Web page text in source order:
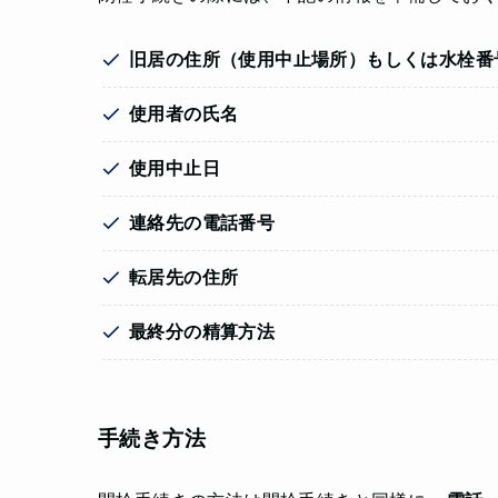
旧居の住所（使用中止場所）もしくは水栓番
使用者の氏名
使用中止日
連絡先の電話番号
転居先の住所
最終分の精算方法
手続き方法